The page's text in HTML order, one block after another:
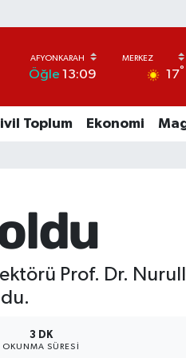
Öğle 13:09 17°
Toplum Ekonomi
Prof. Dr.
3 DK
OKUNMA SÜRESI